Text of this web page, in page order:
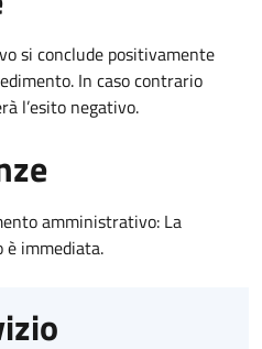
si conclude positivamente
In caso contrario
l’esito negativo.
amministrativo: La
è immediata.